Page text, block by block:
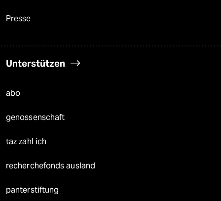
Presse
Unterstützen
abo
genossenschaft
taz zahl ich
recherchefonds ausland
panterstiftung